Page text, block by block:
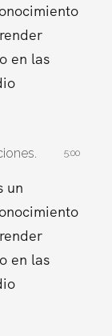
en las
5:00
un
en las